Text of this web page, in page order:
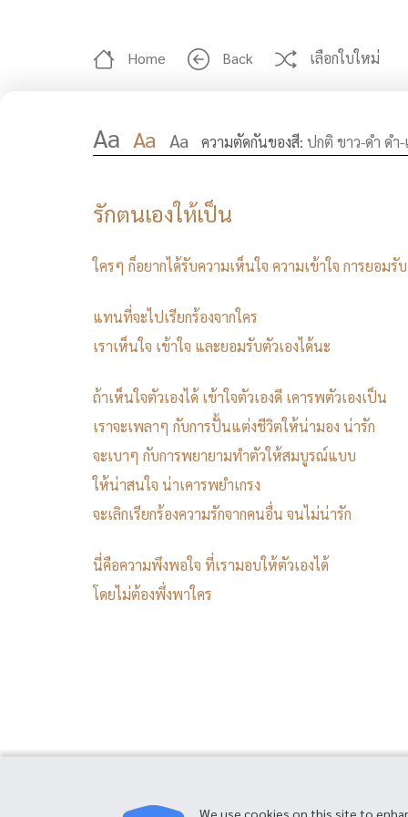
Home Back เลือกใบใหม่
Aa Aa Aa ความตัดกันของสี: ปกติ ขาว-ดำ ดำ-
รักตนเองให้เป็น
ใครๆ ก็อยากได้รับความเห็นใจ ความเข้าใจ การยอมรับ
แทนที่จะไปเรียกร้องจากใคร
เราเห็นใจ เข้าใจ และยอมรับตัวเองได้นะ
ถ้าเห็นใจตัวเองได้ เข้าใจตัวเองดี เคารพตัวเองเป็น
เราจะเพลาๆ กับการปั้นแต่งชีวิตให้น่ามอง น่ารัก
จะเบาๆ กับการพยายามทำตัวให้สมบูรณ์แบบ
ให้น่าสนใจ น่าเคารพยำเกรง
จะเลิกเรียกร้องความรักจากคนอื่น จนไม่น่ารัก
นี่คือความพึงพอใจ ที่เรามอบให้ตัวเองได้
โดยไม่ต้องพึ่งพาใคร
We use cookies on this site to